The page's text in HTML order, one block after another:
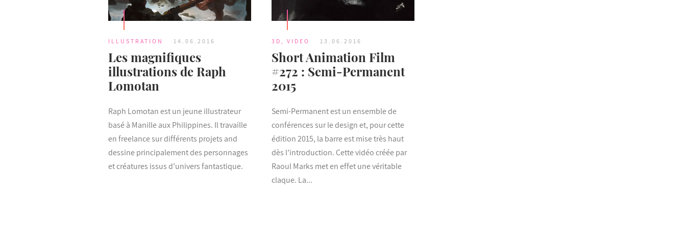
ILLUSTRATION 14.06.2016
Les magnifiques
illustrations de Raph
Lomotan
Raph Lomotan est un jeune illustrateur
basé à Manille aux Philippines. Il travaille
en freelance sur différents projets and
dessine principalement des personnages
et créatures issus d’univers fantastique.
3D VIDEO 13.06.2016
Short Animation Film
#272 : Semi-Permanent
2015
Semi-Permanent est un ensemble de
conférences sur le design et, pour cette
édition 2015, la barre est mise très haut
dès l’introduction. Cette vidéo créée par
Raoul Marks met en effet une véritable
claque. La...